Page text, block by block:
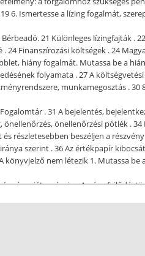
6. Ismertesse a lízing fogalmát,
21 Különleges lízingfajták
24 Finanszírozási költségek . 24
hiány fogalmát. Mutassa be a
folyamata . 27 A
munkamegosztás .
. 31 A bejelentés,
önellenőrzési pótlék .
részletesebben beszéljen a
szerint . 36 Az értékpapír
könyvjelző nem létezik 1. Mutassa
és sajátosságaira. A pénz
hitelpénz 5.